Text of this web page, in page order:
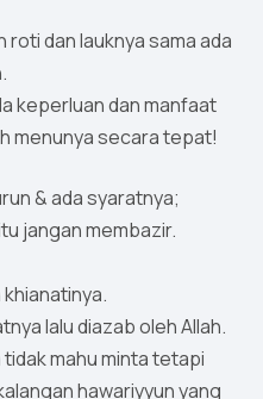
roti dan lauknya sama ada
keperluan dan manfaat
menunya secara tepat!
& ada syaratnya;
jangan membazir.
lalu diazab oleh Allah.
tidak mahu minta tetapi
hawariyyun yang